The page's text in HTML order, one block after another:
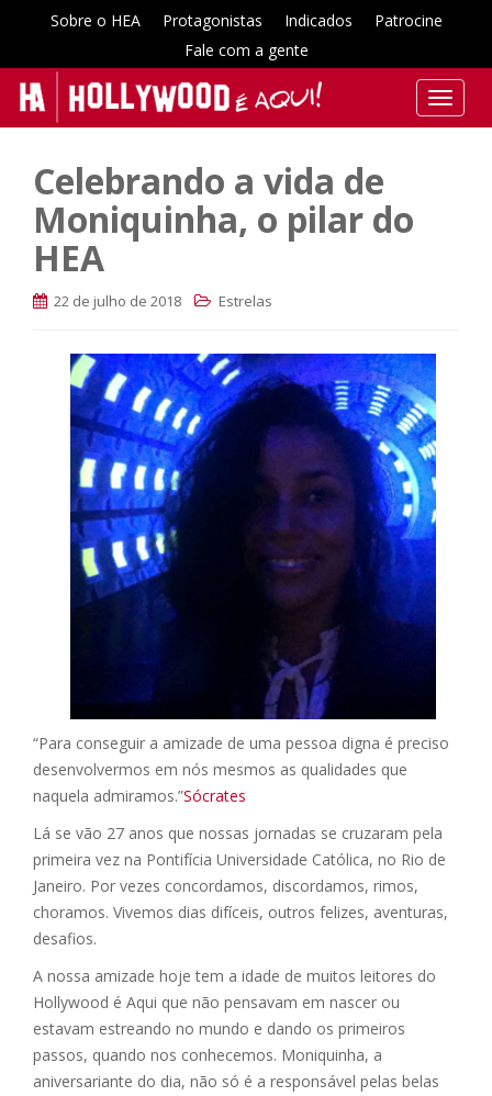
Sobre o HEA Protagonistas Indicados
Patrocine
Fale com a gente
T
o
Celebrando a vida de
Moniquinha, o pilar do
HEA
22 de julho de 2018 Estrelas
“Para conseguir a amizade de uma pessoa digna é preciso
desenvolvermos em nós mesmos as qualidades que
naquela admiramos.”Sócrates
Lá se vão 27 anos que nossas jornadas se cruzaram pela
primeira vez na Pontifícia Universidade Católica, no Rio de
Janeiro. Por vezes concordamos, discordamos, rimos,
choramos. Vivemos dias difíceis, outros felizes, aventuras,
desafios.
A nossa amizade hoje tem a idade de muitos leitores do
Hollywood é Aqui que não pensavam em nascer ou
estavam estreando no mundo e dando os primeiros
passos, quando nos conhecemos. Moniquinha, a
aniversariante do dia, não só é a responsável pelas belas